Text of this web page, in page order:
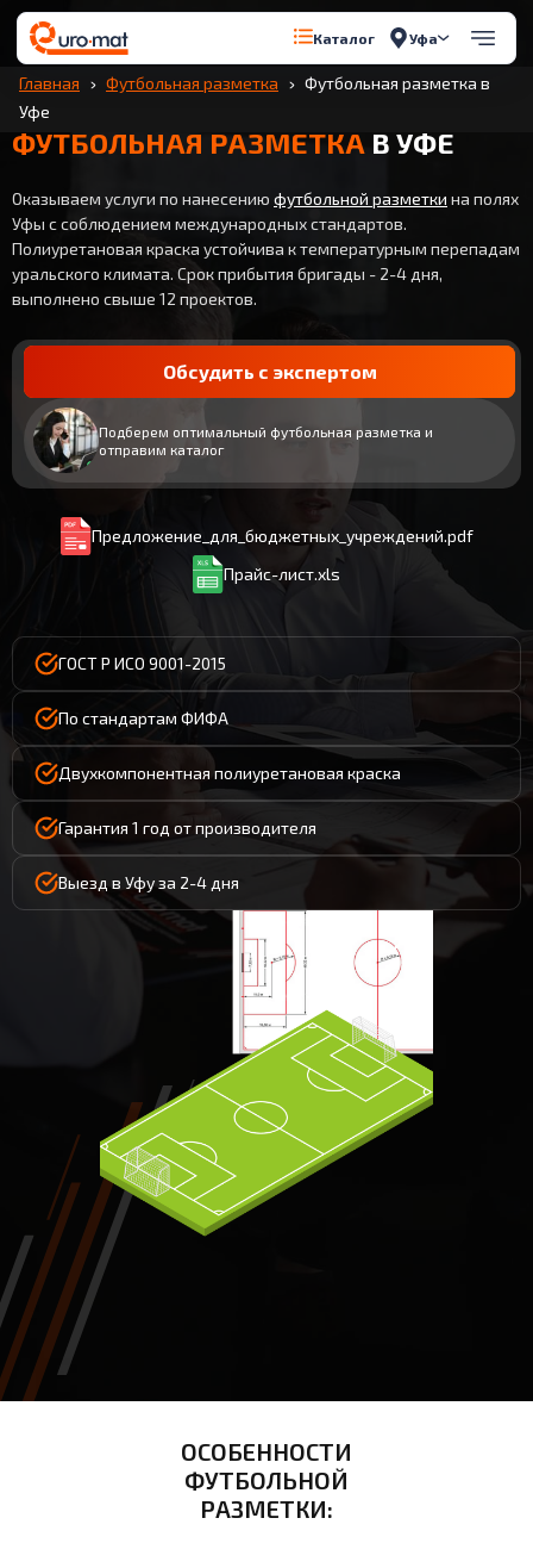
Каталог Уфа
Главная Футбольная разметка
Футбольная разметка в
Уфе
ФУТБОЛЬНАЯ РАЗМЕТКА В УФЕ
Оказываем услуги по нанесению футбольной разметки на полях
Уфы с соблюдением международных стандартов.
Полиуретановая краска устойчива к температурным перепадам
уральского климата. Срок прибытия бригады - 2-4 дня,
выполнено свыше 12 проектов.
Обсудить с экспертом
Подберем оптимальный футбольная разметка и
отправим каталог
Предложение_для_бюджетных_учреждений.pdf
Прайс-лист.xls
ГОСТ Р ИСО 9001-2015
По стандартам ФИФА
Двухкомпонентная полиуретановая краска
Гарантия 1 год от производителя
Выезд в Уфу за 2-4 дня
ОСОБЕННОСТИ
ФУТБОЛЬНОЙ
РАЗМЕТКИ: